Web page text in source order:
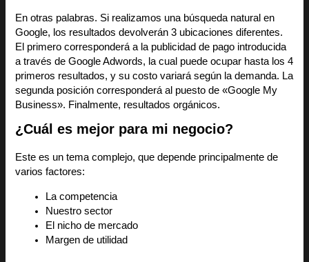
En otras palabras. Si realizamos una búsqueda natural en
Google, los resultados devolverán 3 ubicaciones diferentes.
El primero corresponderá a la publicidad de pago introducida
a través de Google Adwords, la cual puede ocupar hasta los 4
primeros resultados, y su costo variará según la demanda. La
segunda posición corresponderá al puesto de «Google My
Business». Finalmente, resultados orgánicos.
¿Cuál es mejor para mi negocio?
Este es un tema complejo, que depende principalmente de
varios factores:
La competencia
Nuestro sector
El nicho de mercado
Margen de utilidad